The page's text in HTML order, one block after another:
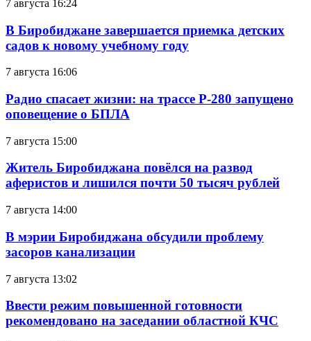
7 августа 16:24
В Биробиджане завершается приемка детских
садов к новому учебному году
7 августа 16:06
Радио спасает жизни: на трассе Р-280 запущено
оповещение о БПЛА
7 августа 15:00
Житель Биробиджана повёлся на развод
аферистов и лишился почти 50 тысяч рублей
7 августа 14:00
В мэрии Биробиджана обсудили проблему
засоров канализации
7 августа 13:02
Ввести режим повышенной готовности
рекомендовано на заседании областной КЧС